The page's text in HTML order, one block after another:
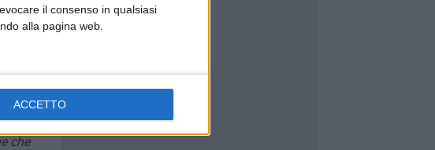
il consenso in qualsiasi
alla pagina web.
ACCETTO
ciliegini
di
che